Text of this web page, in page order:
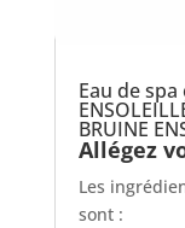
Eau de
BRUINE
Allégez
Les
sont :